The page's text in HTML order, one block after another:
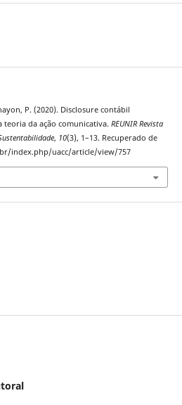
P. (2020). Disclosure contábil
da ação comunicativa. REUNIR Revista
, 10(3), 1–13. Recuperado de
index.php/uacc/article/view/757